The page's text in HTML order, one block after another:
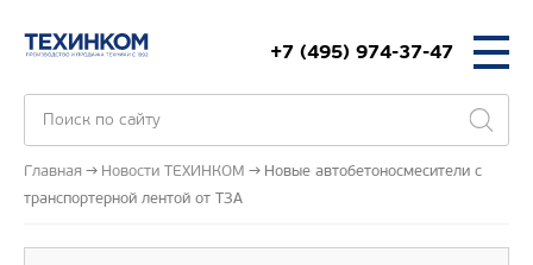
+7 (495) 974-37-47
Главная Новости ТЕХИНКОМ
Новые автобетоносмесители с
транспортерной лентой от ТЗА